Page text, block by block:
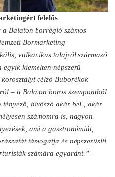
felelős
a Balaton borrégió számos
Bormarketing
vulkanikus talajról származó
kiemelten népszerű
célzó Buborékok
– a Balaton boros szempontból
tényező, hívószó akár bel-, akár
számomra is, nagyon
ami a gasztronómiát,
támogatja és népszerűsíti
számára egyaránt.” –